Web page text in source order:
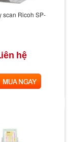
scan Ricoh SP-
hệ
NGAY